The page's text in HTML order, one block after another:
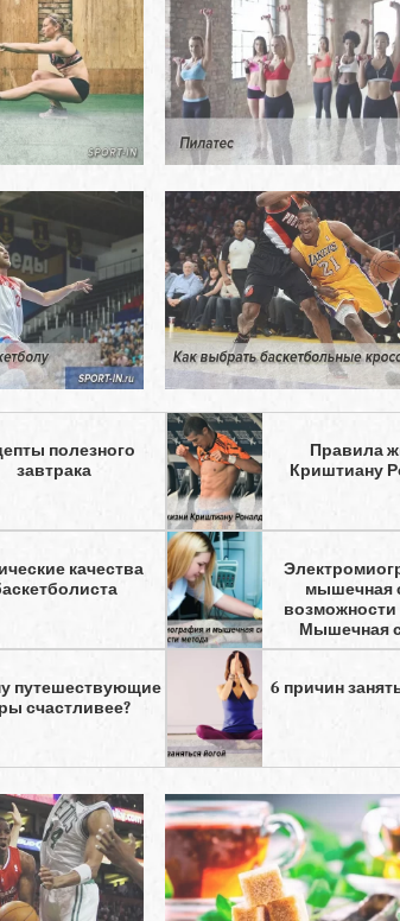
полезного
завтрака
Правила
Криштиану
качества
мышечная
возможности
Мышечная
путешествующие
счастливее?
6 причин